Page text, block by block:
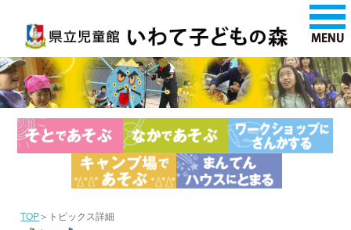
TOP＞トピックス詳細